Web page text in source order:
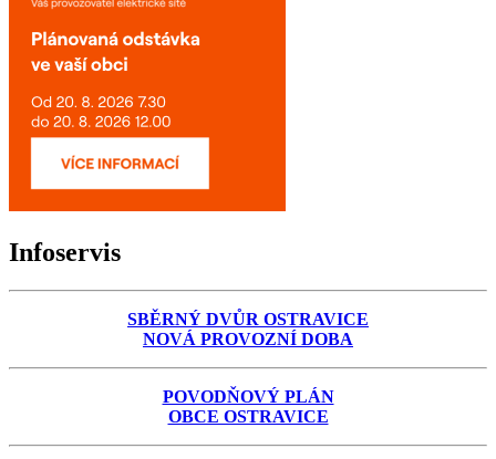
Infoservis
SBĚRNÝ DVŮR OSTRAVICE
NOVÁ PROVOZNÍ DOBA
POVODŇOVÝ PLÁN
OBCE OSTRAVICE